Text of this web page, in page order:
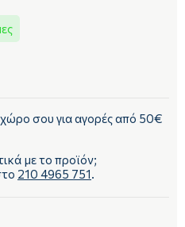
σου για αγορές από 50€
με το προϊόν;
210 4965 751.